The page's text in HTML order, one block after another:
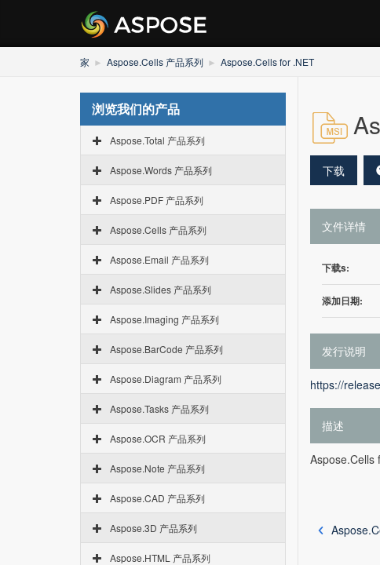
家 Aspose.Cells 产品系列 Aspose.Cells for .NET
浏览我们的产品
Aspose.Total 产品系列
Aspose.Words 产品系列
Aspose.PDF 产品系列
Aspose.Cells 产品系列
Aspose.Email 产品系列
Aspose.Slides 产品系列
Aspose.Imaging 产品系列
Aspose.BarCode 产品系列
Aspose.Diagram 产品系列
Aspose.Tasks 产品系列
Aspose.OCR 产品系列
Aspose.Note 产品系列
Aspose.CAD 产品系列
Aspose.3D 产品系列
Aspose.HTML 产品系列
下载
文件详情
下载s:
添加日期:
发行说明
https://
描述
Aspose.Cells